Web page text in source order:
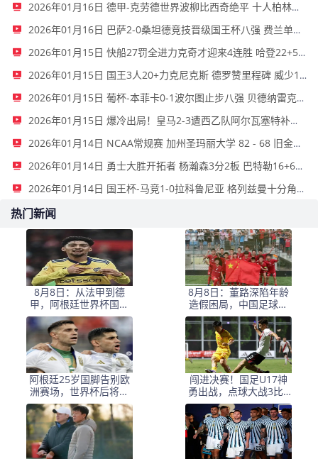
2026年01月16日 德甲-克劳德世界波柳比西奇绝平 十人柏林联合1-1奥格斯堡
2026年01月16日 巴萨2-0桑坦德竞技晋级国王杯八强 费兰单刀球破门亚马尔建功
2026年01月15日 快船27罚全进力克奇才迎来4连胜 哈登22+5+8 伦纳德33分4断
2026年01月15日 国王3人20+力克尼克斯 德罗赞里程碑 威少11助 布伦森伤退
2026年01月15日 葡杯-本菲卡0-1波尔图止步八强 贝德纳雷克制胜帕夫利季斯失良机
2026年01月15日 爆冷出局！皇马2-3遭西乙队阿尔瓦塞特补时绝杀 无缘国王杯8强
2026年01月14日 NCAA常规赛 加州圣玛丽大学 82 - 68 旧金山大学 全场集锦
2026年01月14日 勇士大胜开拓者 杨瀚森3分2板 巴特勒16+6+5 库里9中2送11助
2026年01月14日 国王杯-马竞1-0拉科鲁尼亚 格列兹曼十分角任意球破门+远射中横梁
热门新闻
8月8日：从法甲到德
甲，阿根廷世界杯国脚
梅迪纳2500万欧转会勒
沃库森
8月8日：董路深陷年龄
造假困局，中国足球小
将信任危机何解？
阿根廷25岁国脚告别欧
洲赛场，世界杯后将重
返阿超！
闯进决赛！国足U17神
勇出战，点球大战3比1
淘汰河床，豪取四战不
败！